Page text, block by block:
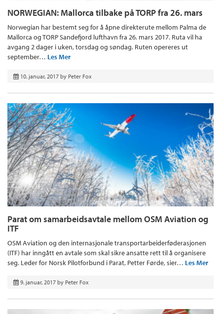
NORWEGIAN: Mallorca tilbake på TORP fra 26. mars
Norwegian har bestemt seg for å åpne direkterute mellom Palma de
Mallorca og TORP Sandefjord lufthavn fra 26. mars 2017. Ruta vil ha
avgang 2 dager i uken, torsdag og søndag. Ruten opereres ut
september… Les Mer
10. januar, 2017 by Peter Fox
Parat om samarbeidsavtale mellom OSM Aviation og
ITF
OSM Aviation og den internasjonale transportarbeiderføderasjonen
(ITF) har inngått en avtale som skal sikre ansatte rett til å organisere
seg. Leder for Norsk Pilotforbund i Parat, Petter Førde, sier… Les Mer
9. januar, 2017 by Peter Fox